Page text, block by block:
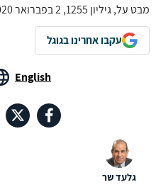
מבט על, גיליון 1255, 2 בפברואר 2020
עקבו אחרינו בגוגל
English
גלעד שר